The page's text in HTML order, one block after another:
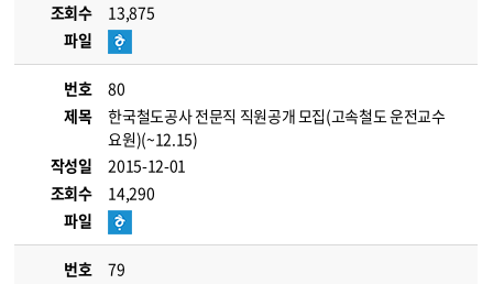
조회수
13,875
파일
번호
80
제목
한국철도공사 전문직 직원공개 모집(고속철도 운전교수
요원)(~12.15)
작성일
2015-12-01
조회수
14,290
파일
번호
79